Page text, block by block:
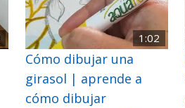
1:02
Cómo dibujar una
girasol | aprende a
cómo dibujar